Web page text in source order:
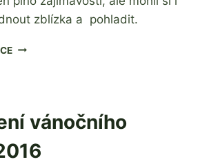
zblízka a pohladit.
UKÁZKA
vánočního